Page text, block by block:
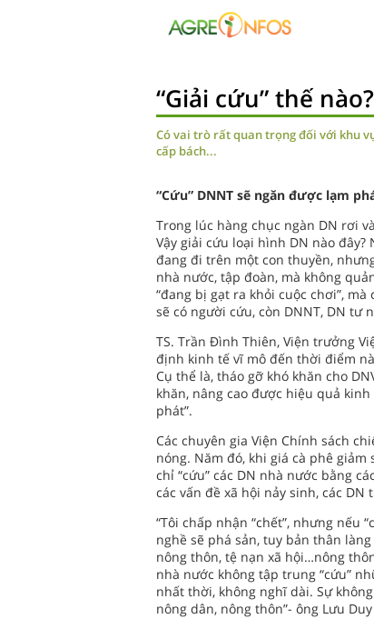
“Giải cứu” thế nào?
Có vai trò rất quan trọng đối với khu
cấp bách...
“Cứu” DNNT sẽ ngăn được lạm
Trong lúc hàng chục ngàn DN rơi
Vậy giải cứu loại hình DN nào
đang đi trên một con thuyền,
nhà nước, tập đoàn, mà không
“đang bị gạt ra khỏi cuộc chơi”,
sẽ có người cứu, còn DNNT, DN tư
TS. Trần Đình Thiên, Viện trưởng
định kinh tế vĩ mô đến thời điểm
Cụ thể là, tháo gỡ khó khăn cho
khăn, nâng cao được hiệu quả
phát”.
Các chuyên gia Viện Chính sách
nóng. Năm đó, khi giá cà phê
chỉ “cứu” các DN nhà nước bằng
các vấn đề xã hội nảy sinh, các
“Tôi chấp nhận “chết”, nhưng nếu
nghề sẽ phá sản, tuy bản thân
nông thôn, tệ nạn xã hội…nông
nhà nước không tập trung “cứu”
nhất thời, không nghĩ dài. Sự
nông dân, nông thôn”- ông Lưu